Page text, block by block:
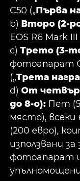
C50 („Първа
b) Второ (2-
EOS R6 Mark
c) Трето (3-
фотоапарат
(„Трета
d) От
до 8-о): Пет
място),
(200 евро),
използвани за
фотоапарат